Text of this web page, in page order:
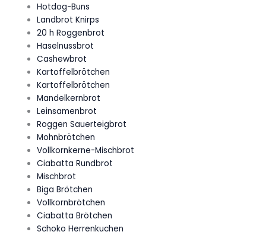
Hotdog-Buns
Landbrot Knirps
20 h Roggenbrot
Haselnussbrot
Cashewbrot
Kartoffelbrötchen
Kartoffelbrötchen
Mandelkernbrot
Leinsamenbrot
Roggen Sauerteigbrot
Mohnbrötchen
Vollkornkerne-Mischbrot
Ciabatta Rundbrot
Mischbrot
Biga Brötchen
Vollkornbrötchen
Ciabatta Brötchen
Schoko Herrenkuchen